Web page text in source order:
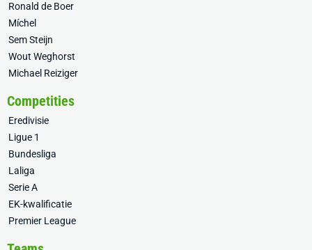
Ronald de Boer
Míchel
Sem Steijn
Wout Weghorst
Michael Reiziger
Competities
Eredivisie
Ligue 1
Bundesliga
Laliga
Serie A
EK-kwalificatie
Premier League